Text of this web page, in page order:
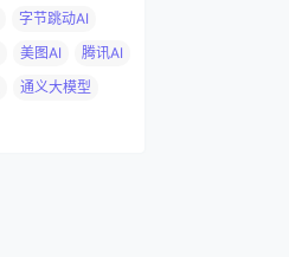
字节跳动AI
美图AI
腾讯AI
通义大模型